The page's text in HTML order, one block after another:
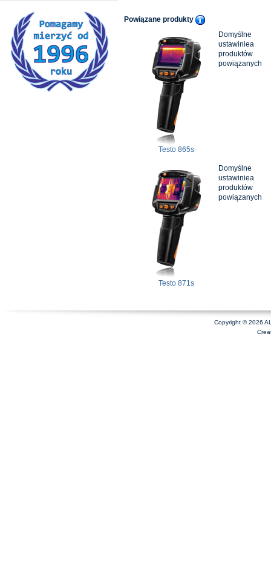
Powiązane produkty
Testo 865s
Domyślne
ustawiniea
produktów
powiązanych
Testo 871s
Domyślne
ustawiniea
produktów
powiązanych
Copyright © 2026